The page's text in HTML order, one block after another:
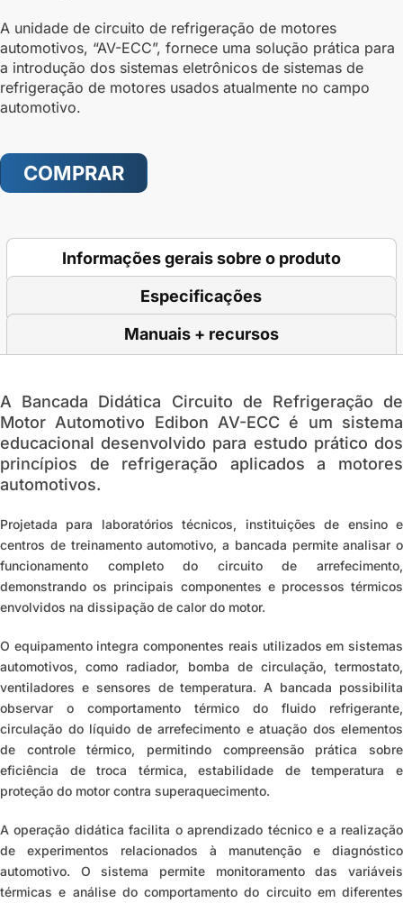
A unidade de circuito de refrigeração de motores
automotivos, “AV-ECC”, fornece uma solução prática para
a introdução dos sistemas eletrônicos de sistemas de
refrigeração de motores usados atualmente no campo
automotivo.
COMPRAR
Informações gerais sobre o produto
Especificações
Manuais + recursos
A Bancada Didática Circuito de Refrigeração de
Motor Automotivo Edibon AV-ECC é um sistema
educacional desenvolvido para estudo prático dos
princípios de refrigeração aplicados a motores
automotivos.
Projetada para laboratórios técnicos, instituições de ensino e
centros de treinamento automotivo, a bancada permite analisar o
funcionamento completo do circuito de arrefecimento,
demonstrando os principais componentes e processos térmicos
envolvidos na dissipação de calor do motor.
O equipamento integra componentes reais utilizados em sistemas
automotivos, como radiador, bomba de circulação, termostato,
ventiladores e sensores de temperatura. A bancada possibilita
observar o comportamento térmico do fluido refrigerante,
circulação do líquido de arrefecimento e atuação dos elementos
de controle térmico, permitindo compreensão prática sobre
eficiência de troca térmica, estabilidade de temperatura e
proteção do motor contra superaquecimento.
A operação didática facilita o aprendizado técnico e a realização
de experimentos relacionados à manutenção e diagnóstico
automotivo. O sistema permite monitoramento das variáveis
térmicas e análise do comportamento do circuito em diferentes